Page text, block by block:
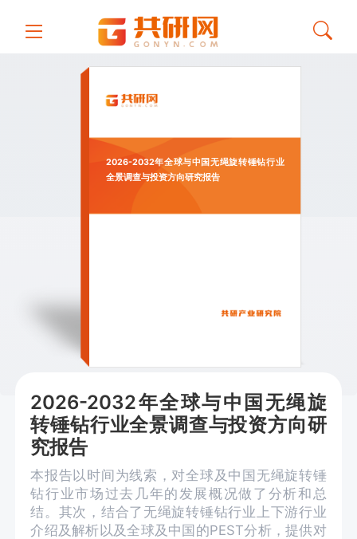
2026-2032年全球与中国无绳旋转锤钻行业
全景调查与投资方向研究报告
2026-2032年全球与中国无绳旋
转锤钻行业全景调查与投资方向研
究报告
本报告以时间为线索，对全球及中国无绳旋转锤
钻行业市场过去几年的发展概况做了分析和总
结。其次，结合了无绳旋转锤钻行业上下游行业
介绍及解析以及全球及中国的PEST分析，提供对